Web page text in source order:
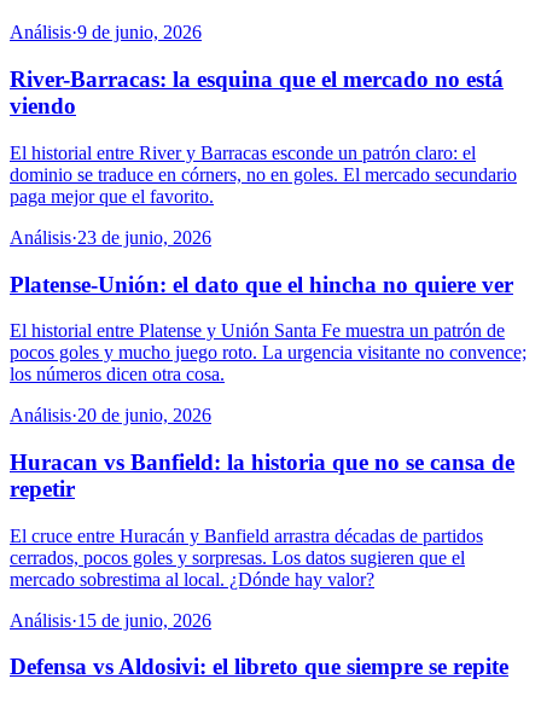
Análisis·9 de junio, 2026
River-Barracas: la esquina que el mercado no está
viendo
El historial entre River y Barracas esconde un patrón claro: el
dominio se traduce en córners, no en goles. El mercado secundario
paga mejor que el favorito.
Análisis·23 de junio, 2026
Platense-Unión: el dato que el hincha no quiere ver
El historial entre Platense y Unión Santa Fe muestra un patrón de
pocos goles y mucho juego roto. La urgencia visitante no convence;
los números dicen otra cosa.
Análisis·20 de junio, 2026
Huracan vs Banfield: la historia que no se cansa de
repetir
El cruce entre Huracán y Banfield arrastra décadas de partidos
cerrados, pocos goles y sorpresas. Los datos sugieren que el
mercado sobrestima al local. ¿Dónde hay valor?
Análisis·15 de junio, 2026
Defensa vs Aldosivi: el libreto que siempre se repite